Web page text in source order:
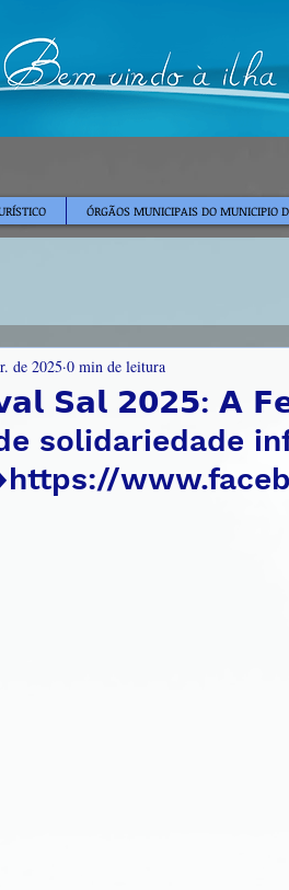
ÓRGÃOS MUNICIPAIS DO MUNICIPIO
𝗦𝗮𝗹 𝟮𝟬𝟮𝟱: 𝗔
solidariedade
de 2025 0 min de leitura